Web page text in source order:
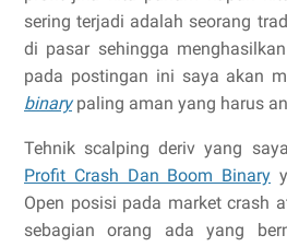
sering terjadi adalah seorang
di pasar sehingga
pada postingan ini saya akan
binarypaling aman yang harus
Tehnik scalping deriv yang
Profit Crash Dan Boom Binary
Open posisi pada market crash
sebagian orang ada yang